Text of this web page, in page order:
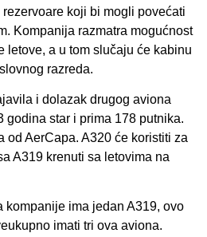
koji bi mogli povećati
Kompanija razmatra mogućnost
letove, a u tom slučaju će kabinu
razreda.
i dolazak drugog aviona
godina star i prima 178 putnika.
od AerCapa. A320 će koristiti za
A319 krenuti sa letovima na
kompanije ima jedan A319, ovo
imati tri ova aviona.